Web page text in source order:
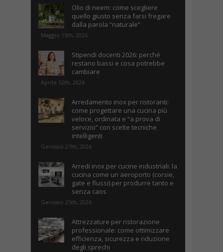
Olio di neem: come scegliere
quello giusto senza farsi fregare
dalla parola “naturale”
Maggio 15th, 2026
Stipendi docenti 2026: perché
restano bassi e cosa potrebbe
cambiare
Aprile 12th, 2026
Arredamento inox per ristoranti:
come progettare una cucina più
veloce, ordinata e “a prova di
servizio” con scelte tecniche
intelligenti
Gennaio 27th, 2026
Arredi inox per cucine industriali: la
cucina come un aeroporto (corsie,
gate e flussi) per produrre tanto e
senza caos
Gennaio 25th, 2026
Attrezzature per ristorazione
professionale: come ottimizzare
efficienza, sicurezza e riduzione
degli sprechi